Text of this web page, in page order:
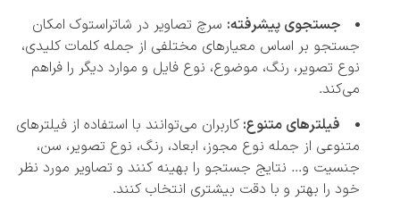
جستجوی پیشرفته: سرچ تصاویر در شاتراستوک امکان
جستجو بر اساس معیارهای مختلفی از جمله کلمات کلیدی،
نوع تصویر، رنگ، موضوع، نوع فایل و موارد دیگر را فراهم
می‌کند.
فیلترهای متنوع: کاربران می‌توانند با استفاده از فیلترهای
متنوعی از جمله نوع مجوز، ابعاد، رنگ، نوع تصویر، سن،
جنسیت و… نتایج جستجو را بهینه کنند و تصاویر مورد نظر
خود را بهتر و با دقت بیشتری انتخاب کنند.